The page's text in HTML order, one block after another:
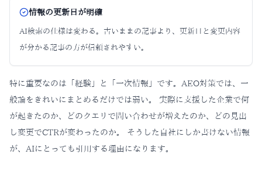
情報の更新日が明確
AI検索の仕様は変わる。古いままの記事より、更新日と変更内容
が分かる記事の方が信頼されやすい。
特に重要なのは「経験」と「一次情報」です。AEO対策では、一
般論をきれいにまとめるだけでは弱い。 実際に支援した企業で何
が起きたのか、どのクエリで問い合わせが増えたのか、どの見出
し変更でCTRが変わったのか。 そうした自社にしか書けない情報
が、AIにとっても引用する理由になります。